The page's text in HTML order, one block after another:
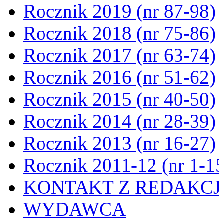
Rocznik 2019 (nr 87-98)
Rocznik 2018 (nr 75-86)
Rocznik 2017 (nr 63-74)
Rocznik 2016 (nr 51-62)
Rocznik 2015 (nr 40-50)
Rocznik 2014 (nr 28-39)
Rocznik 2013 (nr 16-27)
Rocznik 2011-12 (nr 1-
KONTAKT Z
WYDAWCA